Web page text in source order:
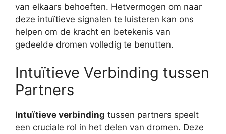
van elkaars behoeften. Hetvermogen om naar
deze intuïtieve signalen te luisteren kan ons
helpen om de kracht en betekenis van
gedeelde dromen volledig te benutten.
Intuïtieve Verbinding tussen
Partners
Intuïtieve verbinding tussen partners speelt
een cruciale rol in het delen van dromen. Deze